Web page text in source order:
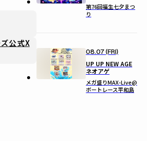
公式X
第76回福生七夕まつ
り
08.07 (FRI)
UP UP NEW AGE
ネオアゲ
メガ盛りMAX-Live@
ボートレース平和島